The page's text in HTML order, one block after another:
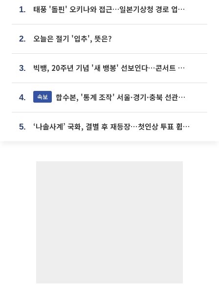
1. 태풍 '돌핀' 오키나와 접근…일본기상청 경로 업데이트
2. 오늘은 절기 '입추', 뜻은?
3. 빅뱅, 20주년 기념 '새 뱅봉' 선보인다⋯콘서트 앞두고 팝업 개최
4. 속보 합수본, '통계 조작' 서울·경기·충북 선관위 등 추가 압수수색
5. ‘나솔사계’ 국화, 결별 후 재등장⋯첫인상 투표 휩쓸고 ‘인기녀’ 등극